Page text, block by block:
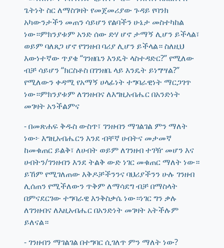
ጌትነት ስር ለማስገዛት የመጀመሪያው ጉዳይ የባንክ
አካውንታችን መጠን ሳይሆን የልባችን ሁኔታ መስተካከል
ነው።ምክንያቱም አንድ ሰው ድሃ ሆኖ ታማኝ ሊሆን ይችላል፣
ወይም ባለጸጋ ሆኖ የገንዘብ ባሪያ ሊሆን ይችላል። ስለዚህ
እውነተኛው ጥያቄ “ገንዘቤን እንዴት ላስተዳድር?” የሚለው
ብቻ ሳይሆን “ክርስቶስ በገንዘቤ ላይ እንዴት ይነግሣል?”
የሚለውን ቀዳሚ የአማኝ ሀላፊነት ተግባራዊነት ማርጋገጥ
ነው።ምክንያቱም ለገንዘብና ለእግዚአብሔር በአንድነት
መገዛት አንችልምና
- በመጽሐፍ ቅዱስ ውስጥ፣ ገንዘብን ማገልገል ምን ማለት
ነው፦ እግዚአብሔርን እንደ ብቸኛ ሀብትና መታመኛ
ከመቁጠር ይልቅ፣ ለሀብት ወይም ለገንዘብ ተገዥ መሆን እና
ሀብትን/ገንዘብን እንደ ትልቅ ውድ ነገር መቁጠር ማለት ነው።
ይኸም የሚገለጠው እቅዶቻችንንና ባህሪያችንን ሁሉ ገንዘብ
ሊሰጠን የሚችለውን ጥቅም ለማሳደግ ብቻ በማስላት
በምናደርገው ተግባራዊ እንቅስቃሴ ነው።ነገር ግን ቃሉ
ለገንዘብና ለእዚአብሔር በአንድነት መገዛት አትችሉም
ይለናል።
- ገንዘብን ማገልገል በተግባር ሲገለጥ ምን ማለት ነው?